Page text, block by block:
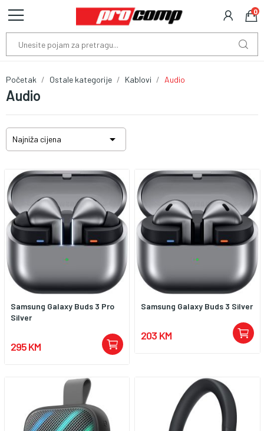
0
Audio
Početak Ostale kategorije Kablovi Audio
Najniža cijena 
Samsung Galaxy Buds 3 Pro
Silver
295 KM
Samsung Galaxy Buds 3 Silver
203 KM